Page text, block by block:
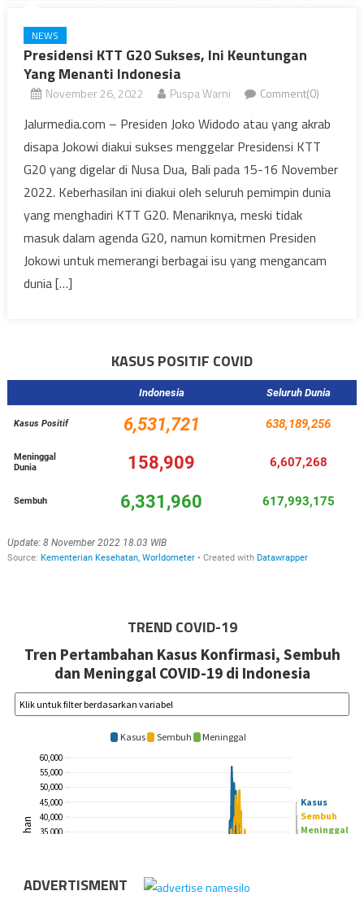
NEWS
Presidensi KTT G20 Sukses, Ini Keuntungan
Yang Menanti Indonesia
November 26, 2022 Puspa Warni Comment(0)
Jalurmedia.com – Presiden Joko Widodo atau yang akrab
disapa Jokowi diakui sukses menggelar Presidensi KTT
G20 yang digelar di Nusa Dua, Bali pada 15-16 November
2022. Keberhasilan ini diakui oleh seluruh pemimpin dunia
yang menghadiri KTT G20. Menariknya, meski tidak
masuk dalam agenda G20, namun komitmen Presiden
Jokowi untuk memerangi berbagai isu yang mengancam
dunia […]
KASUS POSITIF COVID
TREND COVID-19
ADVERTISMENT